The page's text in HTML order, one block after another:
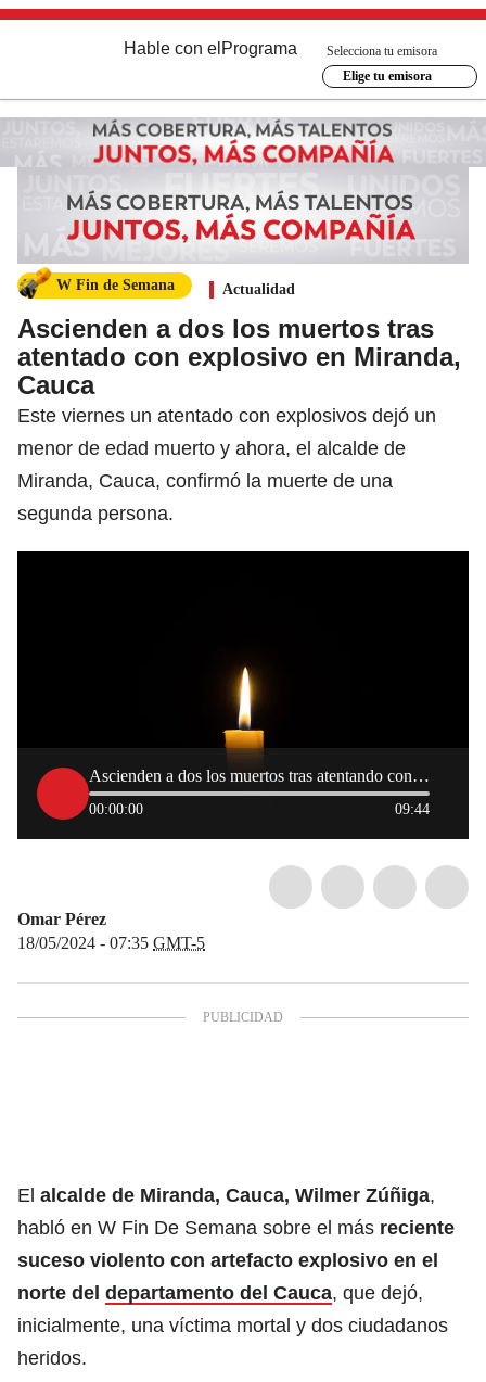
Hable con el Programa
Selecciona tu emisora
Elige tu emisora
W Fin de Semana Actualidad
Ascienden a dos los muertos tras
atentado con explosivo en Miranda,
Cauca
Este viernes un atentado con explosivos dejó un
menor de edad muerto y ahora, el alcalde de
Miranda, Cauca, confirmó la muerte de una
segunda persona.
Ascienden a dos los muertos tras atentando con explosivo en Miranda, Cauca
00:00:00 09:44
Omar Pérez
18/05/2024 - 07:35 GMT-5
El alcalde de Miranda, Cauca, Wilmer Zúñiga,
habló en W Fin De Semana sobre el más reciente
suceso violento con artefacto explosivo en el
norte del departamento del Cauca, que dejó,
inicialmente, una víctima mortal y dos ciudadanos
heridos.